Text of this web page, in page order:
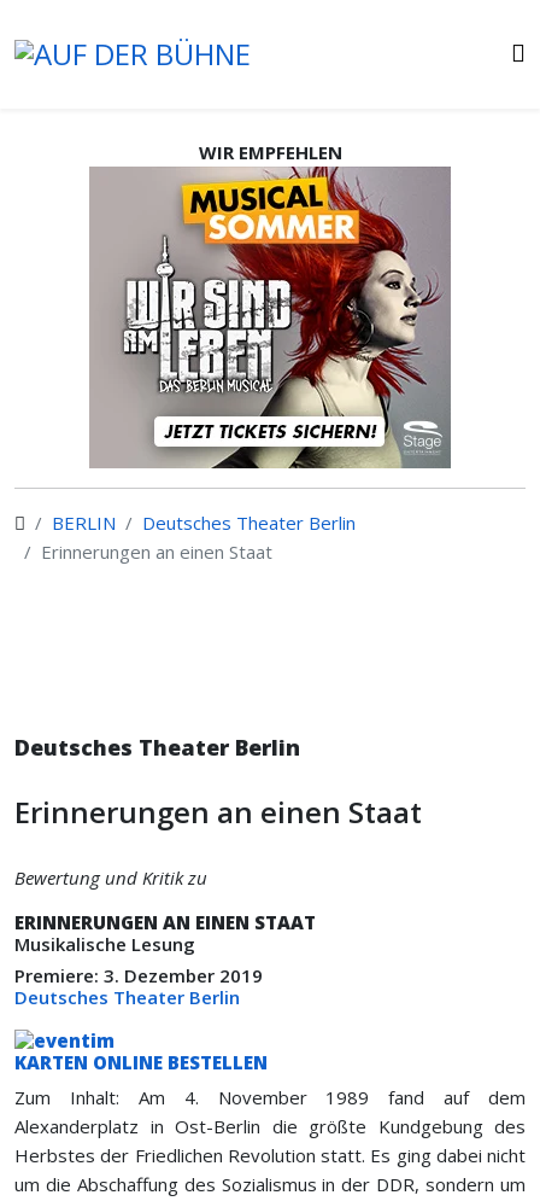
WIR EMPFEHLEN
BERLIN
Deutsches Theater Berlin
Erinnerungen an einen Staat
Deutsches Theater Berlin
Erinnerungen an einen Staat
Bewertung und Kritik zu
ERINNERUNGEN AN EINEN STAAT
Musikalische Lesung
Premiere: 3. Dezember 2019
Deutsches Theater Berlin
KARTEN ONLINE BESTELLEN
Zum Inhalt: Am 4. November 1989 fand auf dem
Alexanderplatz in Ost-Berlin die größte Kundgebung des
Herbstes der Friedlichen Revolution statt. Es ging dabei nicht
um die Abschaffung des Sozialismus in der DDR, sondern um